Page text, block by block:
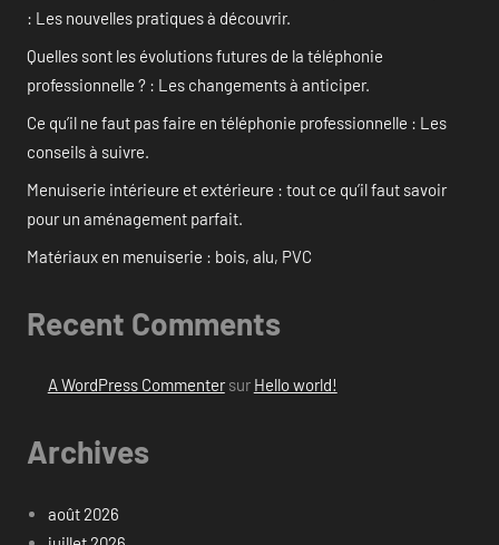
: Les nouvelles pratiques à découvrir.
Quelles sont les évolutions futures de la téléphonie
professionnelle ? : Les changements à anticiper.
Ce qu’il ne faut pas faire en téléphonie professionnelle : Les
conseils à suivre.
Menuiserie intérieure et extérieure : tout ce qu’il faut savoir
pour un aménagement parfait.
Matériaux en menuiserie : bois, alu, PVC
Recent Comments
A WordPress Commentersur Hello world!
Archives
août 2026